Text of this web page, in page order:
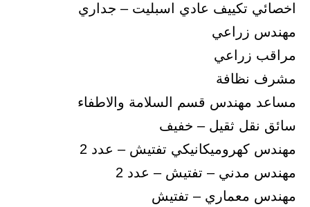
اخصائي تكييف عادي اسبليت – جداري
مهندس زراعي
مراقب زراعي
مشرف نظافة
مساعد مهندس قسم السلامة والاطفاء
سائق نقل ثقيل – خفيف
مهندس كهروميكانيكي تفتيش – عدد 2
مهندس مدني – تفتيش – عدد 2
مهندس معماري – تفتيش